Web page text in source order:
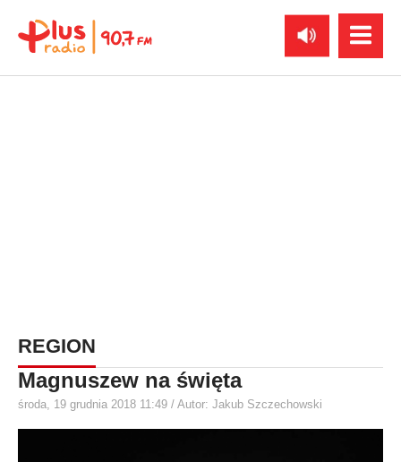
REGION
Magnuszew na święta
środa, 19 grudnia 2018 11:49 / Autor: Jakub Szczechowski